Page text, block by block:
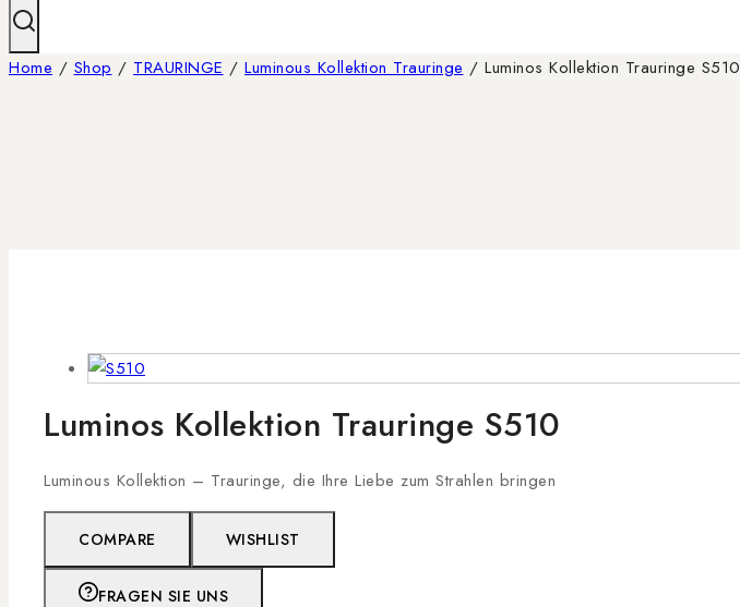
Home / Shop / TRAURINGE / Luminous Kollektion Trauringe / Luminos Kollektion Trauringe S510
Luminos Kollektion Trauringe S510
Luminous Kollektion – Trauringe, die Ihre Liebe zum Strahlen bringen
COMPARE WISHLIST
FRAGEN SIE UNS